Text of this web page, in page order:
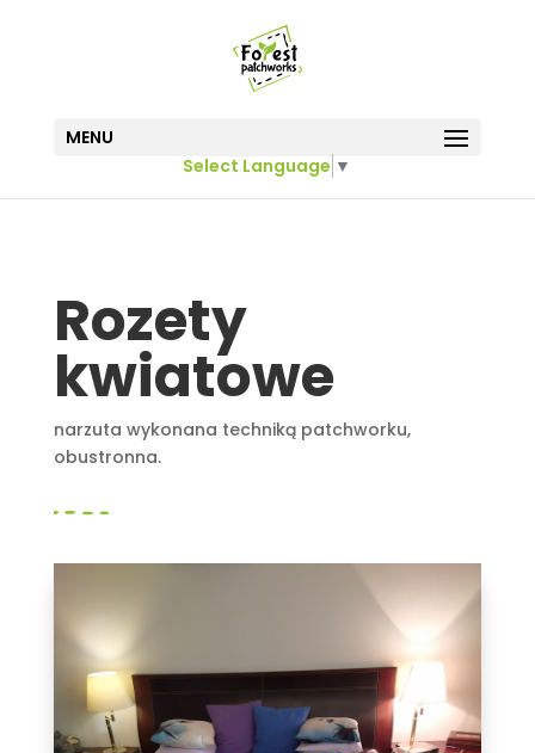
MENU
Select Language ▼
Rozety
kwiatowe
narzuta wykonana techniką patchworku,
obustronna.